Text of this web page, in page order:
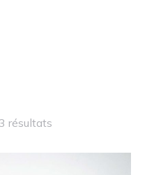
résultats